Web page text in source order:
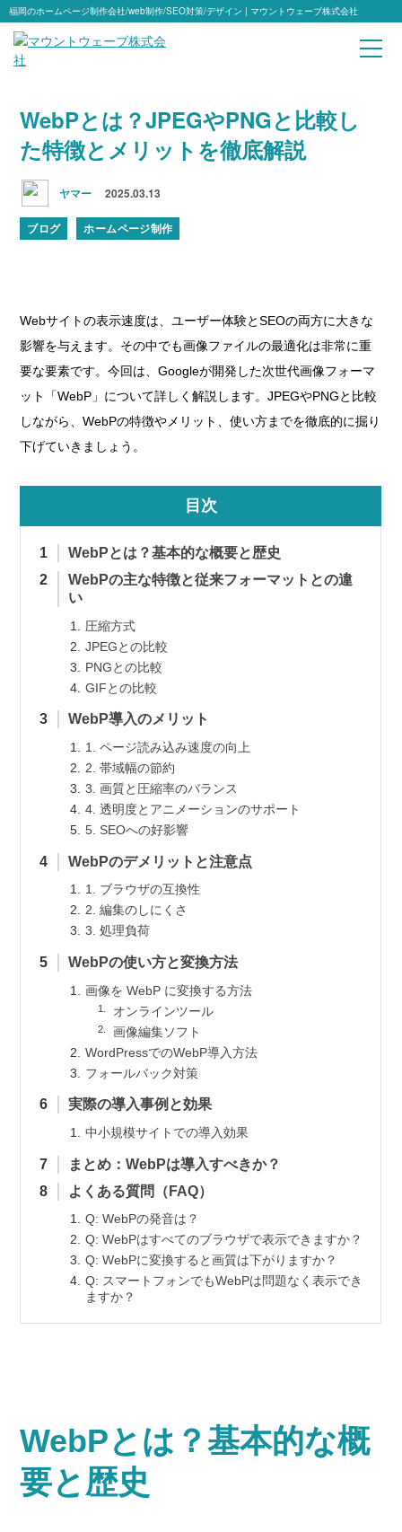
福岡のホームページ制作会社/web制作/SEO対策/デザイン | マウントウェーブ株式会社
WebPとは？JPEGやPNGと比較し
た特徴とメリットを徹底解説
ヤマー 2025.03.13
ブログ ホームページ制作
Webサイトの表示速度は、ユーザー体験とSEOの両方に大きな
影響を与えます。その中でも画像ファイルの最適化は非常に重
要な要素です。今回は、Googleが開発した次世代画像フォーマ
ット「WebP」について詳しく解説します。JPEGやPNGと比較
しながら、WebPの特徴やメリット、使い方までを徹底的に掘り
下げていきましょう。
目次
WebPとは？基本的な概要と歴史
WebPの主な特徴と従来フォーマットとの違
い
圧縮方式
JPEGとの比較
PNGとの比較
GIFとの比較
WebP導入のメリット
1. ページ読み込み速度の向上
2. 帯域幅の節約
3. 画質と圧縮率のバランス
4. 透明度とアニメーションのサポート
5. SEOへの好影響
WebPのデメリットと注意点
1. ブラウザの互換性
2. 編集のしにくさ
3. 処理負荷
WebPの使い方と変換方法
画像を WebP に変換する方法
オンラインツール
画像編集ソフト
WordPressでのWebP導入方法
フォールバック対策
実際の導入事例と効果
中小規模サイトでの導入効果
まとめ：WebPは導入すべきか？
よくある質問（FAQ）
Q: WebPの発音は？
Q: WebPはすべてのブラウザで表示できますか？
Q: WebPに変換すると画質は下がりますか？
Q: スマートフォンでもWebPは問題なく表示でき
ますか？
WebPとは？基本的な概
要と歴史